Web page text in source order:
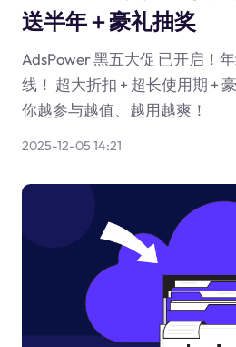
送半年＋豪礼抽奖
AdsPower 黑五大促 已开启！
线！ 超大折扣 + 超长使用期 +
你越参与越值、越用越爽！
2025-12-05 14:21